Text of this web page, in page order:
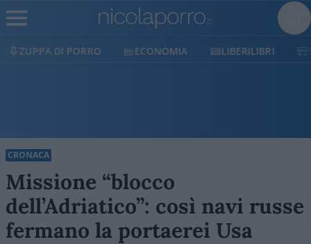
ECONOMIA LIBERILIBRI SHOP SOSTIENICI
CRONACA
Missione “blocco
dell’Adriatico”: così navi russe
fermano la portaerei Usa